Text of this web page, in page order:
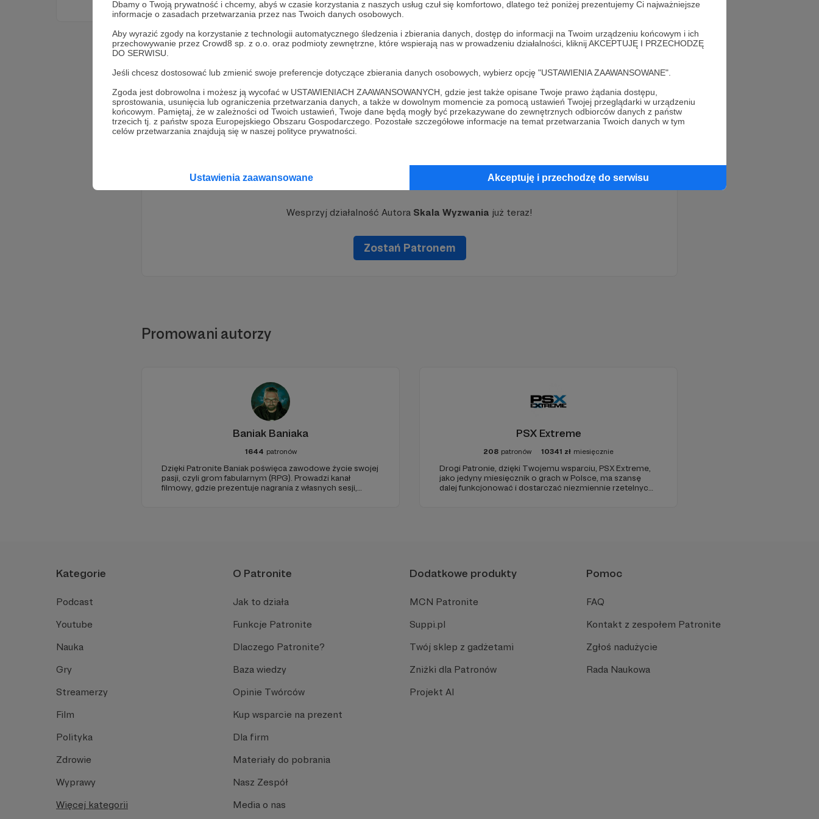
Dbamy o Twoją prywatność i chcemy, abyś w czasie korzystania z naszych usług czuł się komfortowo, dlatego też poniżej prezentujemy Ci najważniejsze
informacje o zasadach przetwarzania przez nas Twoich danych osobowych.
Aby wyrazić zgody na korzystanie z technologii automatycznego śledzenia i zbierania danych, dostęp do informacji na Twoim urządzeniu końcowym i ich
przechowywanie przez Crowd8 sp. z o.o. oraz podmioty zewnętrzne, które wspierają nas w prowadzeniu działalności, kliknij AKCEPTUJĘ I PRZECHODZĘ
DO SERWISU.
Jeśli chcesz dostosować lub zmienić swoje preferencje dotyczące zbierania danych osobowych, wybierz opcję "USTAWIENIA ZAAWANSOWANE".
Zgoda jest dobrowolna i możesz ją wycofać w USTAWIENIACH ZAAWANSOWANYCH, gdzie jest także opisane Twoje prawo żądania dostępu,
sprostowania, usunięcia lub ograniczenia przetwarzania danych, a także w dowolnym momencie za pomocą ustawień Twojej przeglądarki w urządzeniu
końcowym. Pamiętaj, że w zależności od Twoich ustawień, Twoje dane będą mogły być przekazywane do zewnętrznych odbiorców danych z państw
trzecich tj. z państw spoza Europejskiego Obszaru Gospodarczego. Pozostałe szczegółowe informacje na temat przetwarzania Twoich danych w tym
celów przetwarzania znajdują się w naszej polityce prywatności.
Ustawienia zaawansowane Akceptuję i przechodzę do serwisu
Dołącz do grona Patronów!
Wesprzyj działalność Autora Skala Wyzwania już teraz!
Zostań Patronem
Promowani autorzy
Baniak Baniaka
1644 patronów
Dzięki Patronite Baniak poświęca zawodowe życie swojej
pasji, czyli grom fabularnym (RPG). Prowadzi kanał
filmowy, gdzie prezentuje nagrania z własnych sesji,
PSX Extreme
208 patronów 10341 zł miesięcznie
Drogi Patronie, dzięki Twojemu wsparciu, PSX Extreme,
jako jedyny miesięcznik o grach w Polsce, ma szansę
dalej funkcjonować i dostarczać niezmiennie rzetelnych i
Kategorie
Podcast
Youtube
Nauka
Gry
Streamerzy
Film
Polityka
Zdrowie
Wyprawy
Więcej kategorii
O Patronite
Jak to działa
Funkcje Patronite
Dlaczego Patronite?
Baza wiedzy
Opinie Twórców
Kup wsparcie na prezent
Dla firm
Materiały do pobrania
Nasz Zespół
Media o nas
Dodatkowe produkty
MCN Patronite
Suppi.pl
Twój sklep z gadżetami
Zniżki dla Patronów
Projekt AI
Pomoc
FAQ
Kontakt z zespołem Patronite
Zgłoś nadużycie
Rada Naukowa